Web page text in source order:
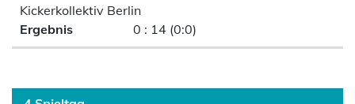
Kickerkollektiv Berlin
Ergebnis
0 : 14 (0:0)